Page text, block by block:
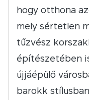
hogy otthona
mely sértetlen
tűzvész
építészetében
újjáépülő
barokk